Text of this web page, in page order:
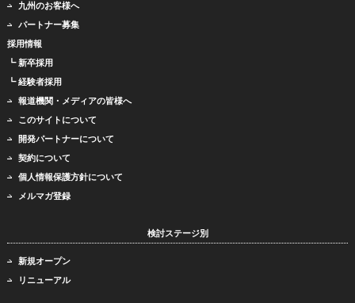
九州のお客様へ
パートナー募集
採用情報
┗ 新卒採用
┗ 経験者採用
報道機関・メディアの皆様へ
このサイトについて
開発パートナーについて
契約について
個人情報保護方針について
メルマガ登録
検討ステージ別
新規オープン
リニューアル